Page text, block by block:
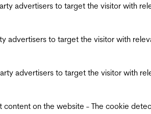
advertisers to target the visitor with
advertisers to target the visitor with
advertisers to target the visitor with
content on the website - The cookie